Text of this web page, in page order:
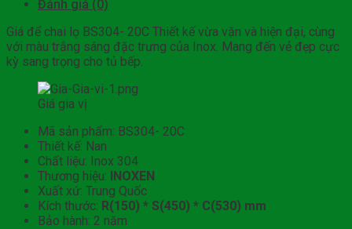
Đánh giá (0)
Giá để chai lọ BS304- 20C Thiết kế vừa vặn và hiện đại, cùng
với màu trắng sáng đặc trưng của Inox. Mang đến vẻ đẹp cực
kỳ sang trọng cho tủ bếp.
Giá gia vị
Mã sản phẩm: BS304- 20C
Thiết kế: Nan
Chất liệu: Inox 304
Thương hiệu: INOXEN
Xuất xứ: Trung Quốc
Kích thước: R(150) * S(450) * C(530) mm
Bảo hành: 2 năm